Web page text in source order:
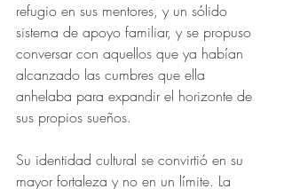
refugio en sus mentores, y un sólido
sistema de apoyo familiar, y se propuso
conversar con aquellos que ya habían
alcanzado las cumbres que ella
anhelaba para expandir el horizonte de
sus propios sueños.
Su identidad cultural se convirtió en su
mayor fortaleza y no en un límite. La